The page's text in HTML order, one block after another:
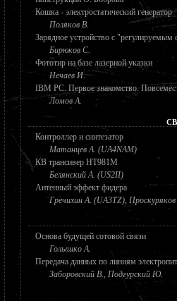
Кошка - электростатический генератор
Поляков В.
Зарядное устройство с "регулируемым
Бирюков С.
Фототир на базе лазерной указки
Нечаев И.
IBM PC. Первое знакомство.
Ломов А.
Контроллер и синтезатор
Матанцев А. (UA4NAM)
КВ трансивер НТ981М
Белянский А. (US2II)
Антенный эффект фидера
Гречихин А. (UA3TZ),
Основа будущей сотовой связи
Голышко А.
Передача данных по линиям
Заборовский В., Подгурский Ю.